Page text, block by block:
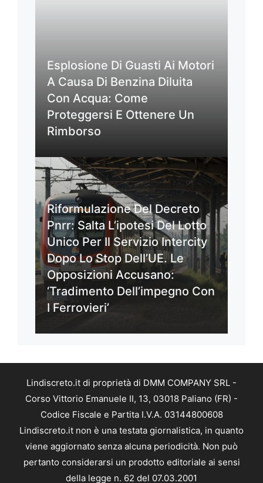
Esplosione Di Guasti Ai Motori
A Causa Di Benzina Diluita
Con Acqua: Come
Proteggersi E Ottenere Un
Rimborso
Riformulazione Del Decreto
Pnrr: Salta L’ipotesi Del Lotto
Unico Per Il Servizio Intercity
Dopo Lo Stop Dell’UE. Le
Opposizioni Accusano:
‘Tradimento Dell’impegno Con
I Ferrovieri’
Lindiscreto.it di proprietà di DMM COMPANY SRL -
Corso Vittorio Emanuele II, 13, 03018 Paliano (FR) -
Codice Fiscale e Partita I.V.A. 03144800608
Lindiscreto.it non è una testata giornalistica, in quanto
viene aggiornato senza alcuna periodicità. Non può
pertanto considerarsi un prodotto editoriale ai sensi
della legge n. 62 del 07.03.2001